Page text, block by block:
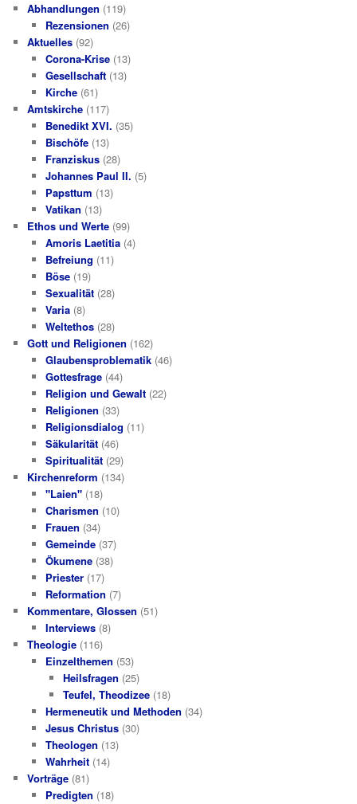
Abhandlungen (119)
Rezensionen (26)
Aktuelles (92)
Corona-Krise(13)
Gesellschaft(13)
Kirche(61)
Amtskirche (117)
Benedikt XVI. (35)
Bischöfe(13)
Franziskus(28)
Johannes Paul II. (5)
Papsttum (13)
Vatikan (13)
Ethos und Werte (99)
Amoris Laetitia(4)
Befreiung (11)
Böse(19)
Sexualität(28)
Varia(8)
Weltethos(28)
Gott und Religionen (162)
Glaubensproblematik(46)
Gottesfrage(44)
Religion und Gewalt(22)
Religionen (33)
Religionsdialog (11)
Säkularität(46)
Spiritualität(29)
Kirchenreform (134)
"Laien"(18)
Charismen (10)
Frauen (34)
Gemeinde(37)
Ökumene(38)
Priester(17)
Reformation (7)
Kommentare, Glossen (51)
Interviews(8)
Theologie (116)
Einzelthemen (53)
Heilsfragen (25)
Teufel, Theodizee (18)
Hermeneutik und Methoden (34)
Jesus Christus(30)
Theologen (13)
Wahrheit(14)
Vorträge (81)
Predigten (18)